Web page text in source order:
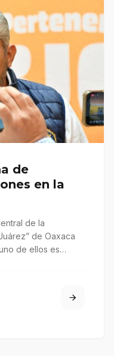
de
en la
de la
de Oaxaca
de ellos es…